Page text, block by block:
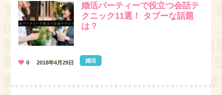
婚活パーティーで役立つ会話テ
クニック11選！ タブーな話題
は？
婚活
0 2018年4月29日